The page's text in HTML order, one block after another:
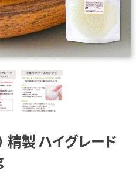
精製 ハイグレード